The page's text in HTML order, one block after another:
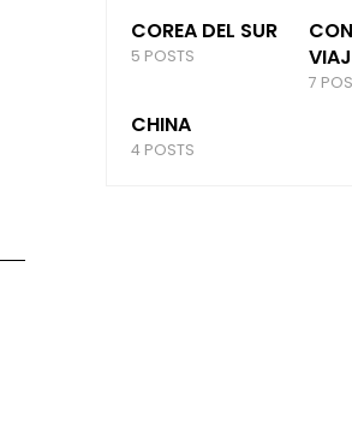
COREA DEL SUR
5 POSTS
7
CHINA
4 POSTS